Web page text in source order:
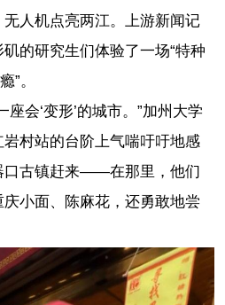
人机点亮两江。上游新闻记
的研究生们体验了一场“特种
”。
座会‘变形’的城市。”加州大学
村站的台阶上气喘吁吁地感
口古镇赶来——在那里，他们
小面、陈麻花，还勇敢地尝